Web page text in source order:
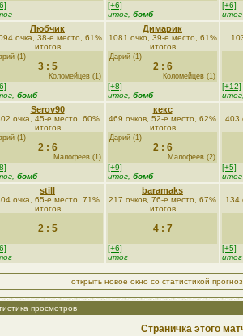
[+6]
итог, бомб
[+6]
итог
Любчик
очка, 38-е место, 61%
итогов
(1)
3 : 5
Коломейцев (1)
бомб
Димарик
1081 очко, 39-е место, 61%
итогов
Дарий (1)
2 : 6
Коломейцев (1)
[+8]
итог, бомб
[+12]
Serov90
очка, 45-е место, 60%
итогов
(1)
2 : 6
Малофеев (1)
бомб
кекс
469 очков, 52-е место, 62%
итогов
Дарий (1)
2 : 6
Малофеев (2)
[+9]
итог, бомб
403
[+5]
итог
still
очка, 65-е место, 71%
итогов
2 : 5
baramaks
217 очков, 76-е место, 67%
итогов
4 : 7
[+6]
итог
134
[+5]
итог
открыть новое окно со статистикой
просмотров
Страничка этого